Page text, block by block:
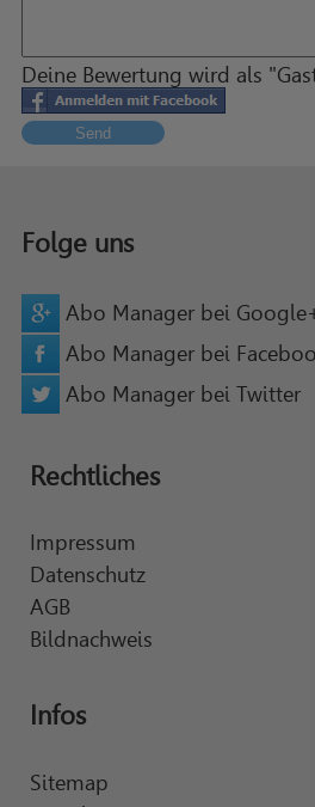
Deine Bewertung wird als
Send
Folge uns
Abo Manager bei
Abo Manager bei
Abo Manager bei Twitter
Rechtliches
Impressum
Datenschutz
AGB
Bildnachweis
Infos
Sitemap